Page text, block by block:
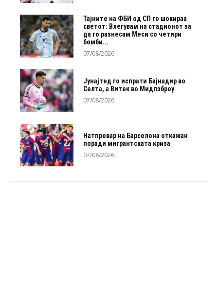
Тајните на ФБИ од СП го шокираа
светот: Влегувам на стадионот за
да го разнесам Меси со четири
бомби...
07/08/2026
Јунајтед го испрати Бајнадир во
Селта, а Витек во Мидлзброу
07/08/2026
Натпревар на Барселона откажан
поради мигрантската криза
07/08/2026